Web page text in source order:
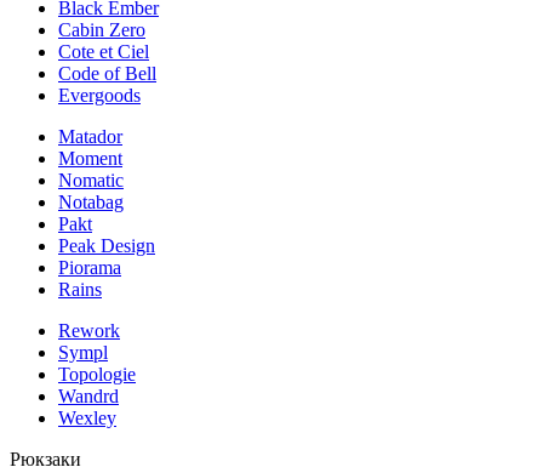
Black Ember
Cabin Zero
Cote et Ciel
Code of Bell
Evergoods
Matador
Moment
Nomatic
Notabag
Pakt
Peak Design
Piorama
Rains
Rework
Sympl
Topologie
Wandrd
Wexley
Рюкзаки